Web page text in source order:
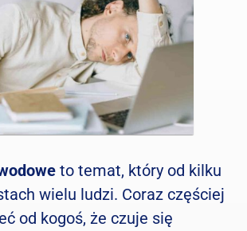
to temat, który od kilku
wielu ludzi. Coraz częściej
od kogoś, że czuje się